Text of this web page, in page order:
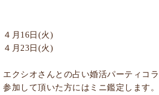
４月16日(火)
４月23日(火)
エクシオさんとの占い婚活パーティコラ
参加して頂いた方にはミニ鑑定します。